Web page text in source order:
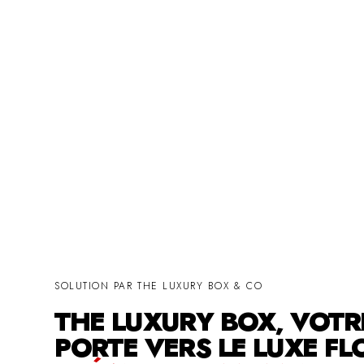
SOLUTION PAR THE LUXURY BOX & CO
THE LUXURY BOX,
PORTE VERS LE LUXE